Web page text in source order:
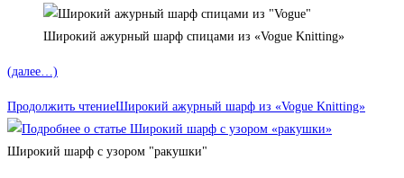
Широкий ажурный шарф спицами из «Vogue Knitting»
(далее…)
Продолжить чтениеШирокий ажурный шарф из «Vogue Knitting»
Широкий шарф с узором "ракушки"